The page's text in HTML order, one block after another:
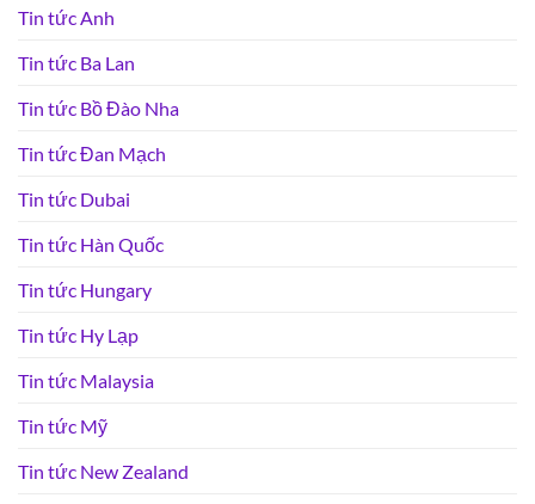
Tin tức Anh
Tin tức Ba Lan
Tin tức Bồ Đào Nha
Tin tức Đan Mạch
Tin tức Dubai
Tin tức Hàn Quốc
Tin tức Hungary
Tin tức Hy Lạp
Tin tức Malaysia
Tin tức Mỹ
Tin tức New Zealand